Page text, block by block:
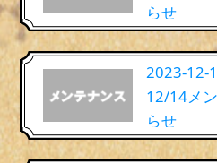
らせ
2023-12-
12/14メ
らせ